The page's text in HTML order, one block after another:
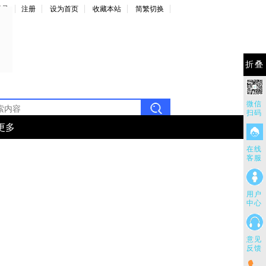
折叠
微信
扫码
在线
客服
用户
中心
意见
反馈
录 注册 设为首页 收藏本站 简繁切换
多